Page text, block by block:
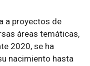
a proyectos de
áreas temáticas,
2020, se ha
nacimiento hasta